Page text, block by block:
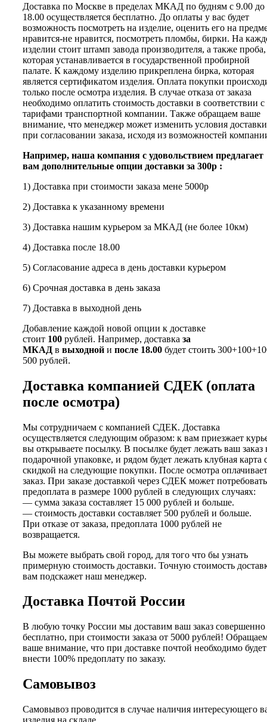
Доставка по Москве в пределах МКАД по будням с 9.00 до
18.00 осуществляется бесплатно. До оплаты у вас будет
возможность посмотреть на изделие, оценить его на
нравится-не нравится, посмотреть пломбы, бирки. На
изделии стоит штамп завода производителя, а также проба,
которая устанавливается в государственной пробирной
палате. К каждому изделию прикреплена бирка, которая
является сертификатом изделия. Оплата покупки
только после осмотра изделия. В случае отказа от заказа
необходимо оплатить стоимость доставки в соответствии с
тарифами транспортной компании. Также обращаем ваше
внимание, что менеджер может изменить условия доставки
при согласовании заказа, исходя из возможностей
Например, наша компания с удовольствием предлагает
вам дополнительные опции доставки за 300р :
1) Доставка при стоимости заказа мене 5000р
2) Доставка к указанному времени
3) Доставка нашим курьером за МКАД (не более 10км)
4) Доставка после 18.00
5) Согласование адреса в день доставки курьером
6) Срочная доставка в день заказа
7) Доставка в выходной день
Добавление каждой новой опции к доставке
стоит 100 рублей. Например, доставка за
МКАД в выходной и после 18.00 будет стоить
500 рублей.
Доставка компанией СДЕК (оплата
после осмотра)
Мы сотрудничаем с компанией СДЕК. Доставка
осуществляется следующим образом: к вам приезжает
вы открываете посылку. В посылке будет лежать ваш заказ
подарочной упаковке, и рядом будет лежать клубная карта
скидкой на следующие покупки. После осмотра
заказ. При заказе доставкой через СДЕК может
предоплата в размере 1000 рублей в следующих случаях:
— сумма заказа составляет 15 000 рублей и больше.
— стоимость доставки составляет 500 рублей и больше.
При отказе от заказа, предоплата 1000 рублей не
возвращается.
Вы можете выбрать свой город, для того что бы узнать
примерную стоимость доставки. Точную стоимость
вам подскажет наш менеджер.
Доставка Почтой России
В любую точку России мы доставим ваш заказ совершенно
бесплатно, при стоимости заказа от 5000 рублей!
ваше внимание, что при доставке почтой необходимо будет
внести 100% предоплату по заказу.
Самовывоз
Самовывоз проводится в случае наличия интересующего